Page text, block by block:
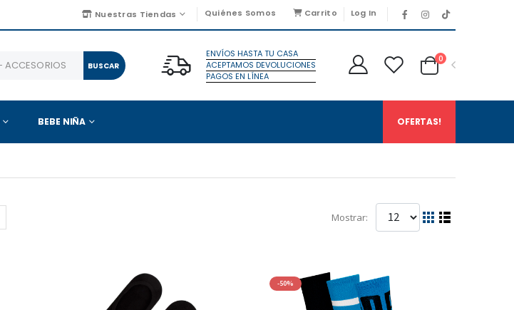
Nuestras Tiendas Quiénes Somos Carrito Log In
BUSCAR
ENVÍOS HASTA TU CASA
ACEPTAMOS DEVOLUCIONES
PAGOS EN LÍNEA
0
BEBE NIÑA OFERTAS!
Mostrar:
-50%